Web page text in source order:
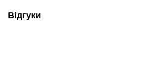
Відгуки